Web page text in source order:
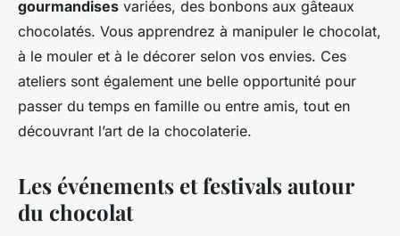
gourmandises variées, des bonbons aux gâteaux
chocolatés. Vous apprendrez à manipuler le chocolat,
à le mouler et à le décorer selon vos envies. Ces
ateliers sont également une belle opportunité pour
passer du temps en famille ou entre amis, tout en
découvrant l’art de la chocolaterie.
Les événements et festivals autour
du chocolat